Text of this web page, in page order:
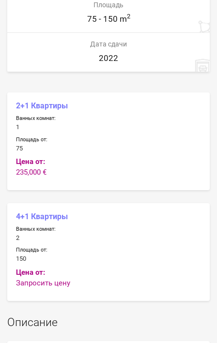
Площадь
75 - 150 m2
Дата сдачи
2022
2+1 Квартиры
Ванных комнат:
1
Площадь от:
75
Цена от:
235,000 €
4+1 Квартиры
Ванных комнат:
2
Площадь от:
150
Цена от:
Запросить цену
Описание